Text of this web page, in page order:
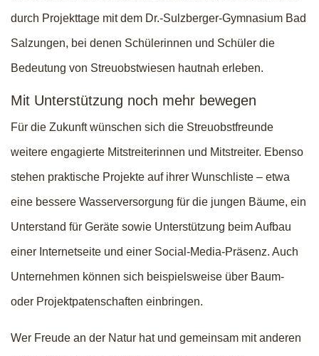
durch Projekttage mit dem Dr.-Sulzberger-Gymnasium Bad
Salzungen, bei denen Schülerinnen und Schüler die
Bedeutung von Streuobstwiesen hautnah erleben.
Mit Unterstützung noch mehr bewegen
Für die Zukunft wünschen sich die Streuobstfreunde
weitere engagierte Mitstreiterinnen und Mitstreiter. Ebenso
stehen praktische Projekte auf ihrer Wunschliste – etwa
eine bessere Wasserversorgung für die jungen Bäume, ein
Unterstand für Geräte sowie Unterstützung beim Aufbau
einer Internetseite und einer Social-Media-Präsenz. Auch
Unternehmen können sich beispielsweise über Baum-
oder Projektpatenschaften einbringen.
Wer Freude an der Natur hat und gemeinsam mit anderen